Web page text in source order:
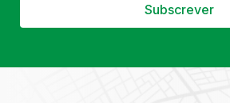
Subscrever
Filtro de Partículas